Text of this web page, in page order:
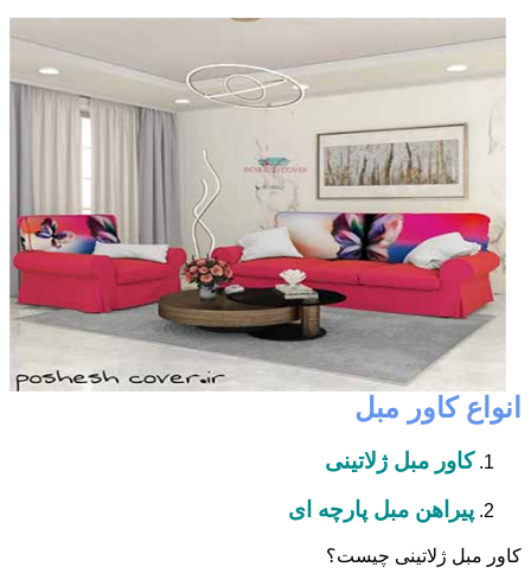
انواع کاور مبل
کاور مبل ژلاتینی
پیراهن مبل پارچه ای
کاور مبل ژلاتینی چیست؟